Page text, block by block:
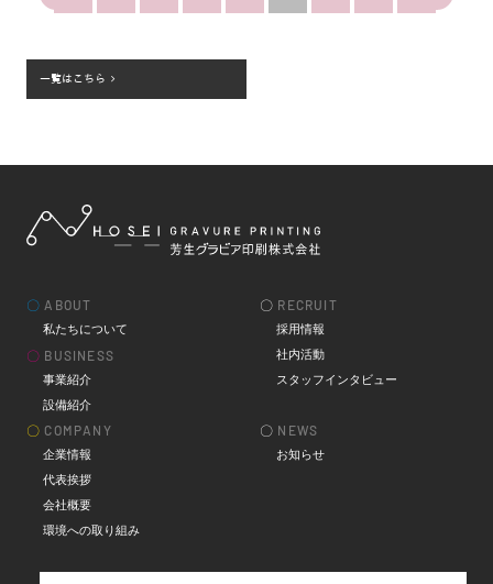
一覧はこちら
〇 ABOUT 〇 RECRUIT
私たちについて 採用情報
〇 BUSINESS
社内活動
事業紹介
スタッフインタビュー
設備紹介
〇 COMPANY 〇 NEWS
企業情報
お知らせ
代表挨拶
会社概要
環境への取り組み